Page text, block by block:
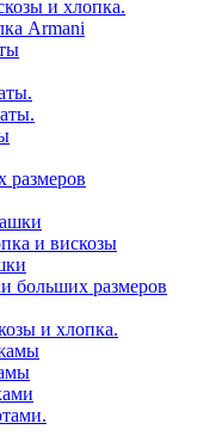
и хлопка.
Armani
размеров
и вискозы
больших размеров
и хлопка.